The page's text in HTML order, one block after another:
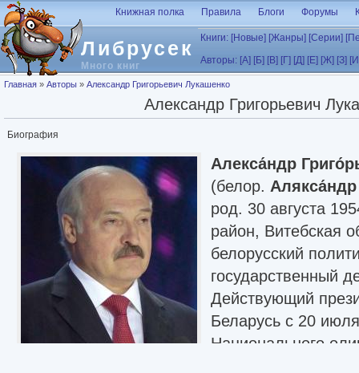
Перейти к основному содержанию
Либрусек
Много книг
Книжная полка Правила Блоги Форумы
Книги: [Новые] [Жанры] [Серии]
Авторы: [А] [Б] [В] [Г] [Д] [Е] [Ж] [З]
Вы здесь
Главная » Авторы » Александр Григорьевич Лукашенко
Александр Григорьевич
Биография
Алекса́ндр
(белор.
род. 30 августа
район, Витебская
белорусский
государственный
Действующий
Беларусь с 20
Национального